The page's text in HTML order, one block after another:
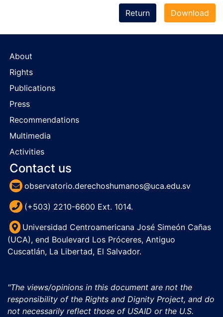
Download
Return
About
Rights
Publications
Press
Recommendations
Multimedia
Activities
Contact us
observatorio.derechoshumanos@uca.edu.sv
(+503) 2210-6600 Ext. 1014.
Universidad Centroamericana José Simeón Cañas
(UCA), end Boulevard Los Próceres, Antiguo
Cuscatlán, La Libertad, El Salvador.
"The views/opinions in this document are not the
responsibility of the Rights and Dignity Project, and do
not necessarily reflect those of USAID or the U.S.